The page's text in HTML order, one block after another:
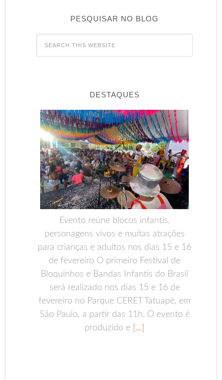
PESQUISAR NO BLOG
DESTAQUES
Evento reúne blocos infantis,
personagens vivos e muitas atrações
para crianças e adultos nos dias 15 e 16
de fevereiro O primeiro Festival de
Bloquinhos e Bandas Infantis do Brasil
será realizado nos dias 15 e 16 de
fevereiro no Parque CERET Tatuapé, em
São Paulo, a partir das 11h. O evento é
produzido e […]